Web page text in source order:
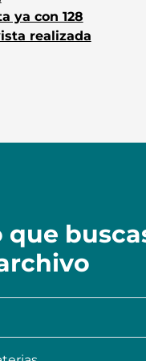
ya con 128
realizada